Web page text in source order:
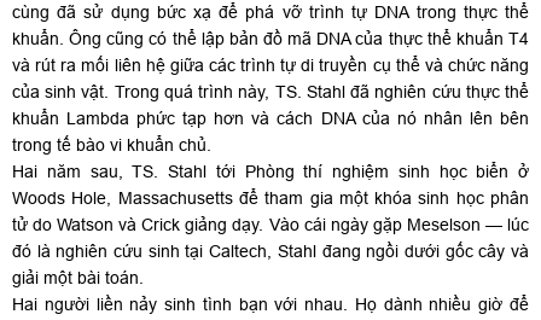
cùng đã sử dụng bức xạ để phá vỡ trình tự DNA trong thực thể
khuẩn. Ông cũng có thể lập bản đồ mã DNA của thực thể khuẩn T4
và rút ra mối liên hệ giữa các trình tự di truyền cụ thể và chức năng
của sinh vật. Trong quá trình này, TS. Stahl đã nghiên cứu thực thể
khuẩn Lambda phức tạp hơn và cách DNA của nó nhân lên bên
trong tế bào vi khuẩn chủ.
Hai năm sau, TS. Stahl tới Phòng thí nghiệm sinh học biển ở
Woods Hole, Massachusetts để tham gia một khóa sinh học phân
tử do Watson và Crick giảng dạy. Vào cái ngày gặp Meselson — lúc
đó là nghiên cứu sinh tại Caltech, Stahl đang ngồi dưới gốc cây và
giải một bài toán.
Hai người liền nảy sinh tình bạn với nhau. Họ dành nhiều giờ để